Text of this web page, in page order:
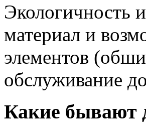
Экологичность
материал и
элементов
обслуживание
Какие бывают